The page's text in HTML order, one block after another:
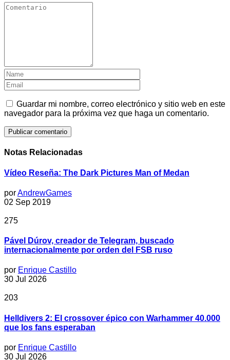
Guardar mi nombre, correo electrónico y sitio web en este
navegador para la próxima vez que haga un comentario.
Notas Relacionadas
Vídeo Reseña: The Dark Pictures Man of Medan
porAndrewGames
02 Sep 2019
275
Pável Dúrov, creador de Telegram, buscado
internacionalmente por orden del FSB ruso
por Enrique Castillo
30 Jul 2026
203
Helldivers 2: El crossover épico con Warhammer 40.000
que los fans esperaban
por Enrique Castillo
30 Jul 2026